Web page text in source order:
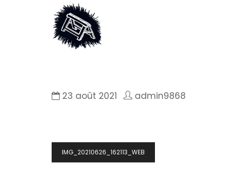
23 août 2021 admin9868
Navigation
de
IMG_20210626_162113_WEB